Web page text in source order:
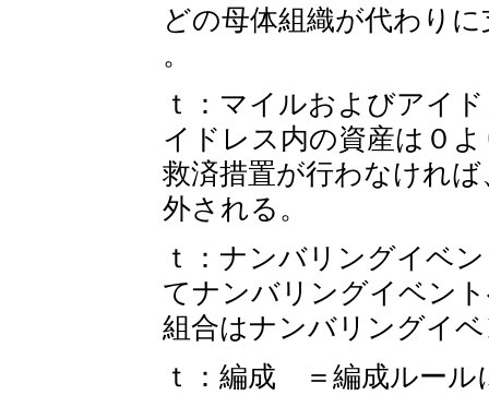
どの母体組織が代わり
。
ｔ：マイルおよびアイ
イドレス内の資産は０
救済措置が行わなけれ
外される。
ｔ：ナンバリングイベ
てナンバリングイベン
組合はナンバリングイ
ｔ：編成 ＝編成ルール